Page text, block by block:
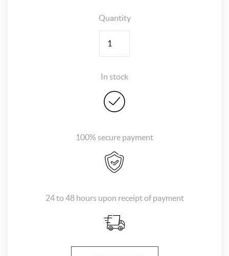
Quantity
In stock
100% secure payment
24 to 48 hours upon receipt of payment